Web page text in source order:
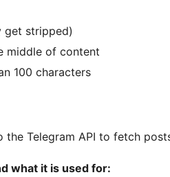
get stripped)
middle of content
100 characters
the Telegram API to fetch
what it is used for: